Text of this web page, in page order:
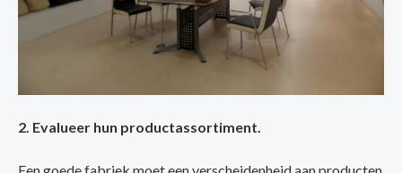
2. Evalueer hun productassortiment.
Een goede fabriek moet een verscheidenheid aan producten